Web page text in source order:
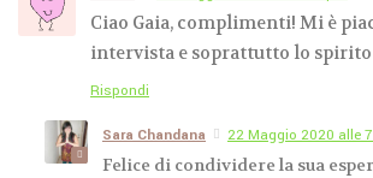
Ciao Gaia, complimenti! Mi è
intervista e soprattutto lo spirito
Rispondi
Sara Chandana 22 Maggio 2020 alle
Felice di condividere la sua